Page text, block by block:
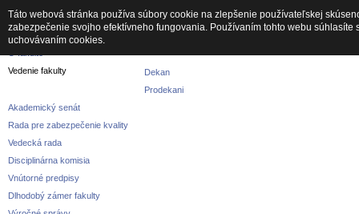
Fakulta
Vedenie fakulty
Dekan
Prodekani
Akademický senát
Rada pre zabezpečenie kvality
Vedecká rada
Disciplinárna komisia
Vnútorné predpisy
Dlhodobý zámer fakulty
Táto webová stránka používa súbory cookie na zlepšenie používateľskej
zabezpečenie svojho efektívneho fungovania. Používaním tohto webu súhlasíte
uchovávaním cookies.